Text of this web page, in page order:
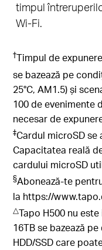
timpul
Wi-Fi.
†Timpul de
se bazează pe
25°C, AM1.5) și
100 de evenimente
necesar de
‡Cardul microSD se
Capacitatea reală
cardului microSD
§Abonează-te
la https://
△Tapo H500 nu
16TB se bazează
HDD/SSD care